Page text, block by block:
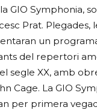
GIO Symphonia,
Prat. Plegades,
un
del repertori
segle XX, amb
Cage. La GIO
per primera